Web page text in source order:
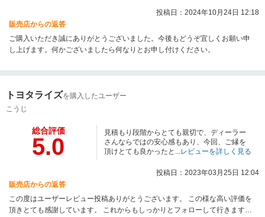
投稿日：2024年10月24日 12:18
販売店からの返答
ご購入いただき誠にありがとうございました。今後もどうぞ宜しくお願い申
し上げます。何かございましたら何なりとお申し付けください。
トヨタライズを購入したユーザー
こうじ
総合評価
5.0
見積もり段階からとても親切で、ディーラー
さんならではの安心感もあり、今回、ご縁を
頂けとても良かったと... レビューを詳しく見る
投稿日：2023年03月25日 12:04
販売店からの返答
この度はユーザーレビュー投稿ありがとうございます。 この様な高い評価を
頂きとても感謝しています。 これからもしっかりとフォローして行きますの